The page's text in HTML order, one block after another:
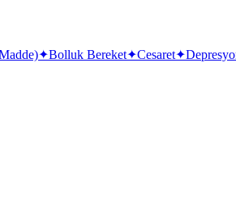
✦Bolluk Bereket✦Cesaret✦